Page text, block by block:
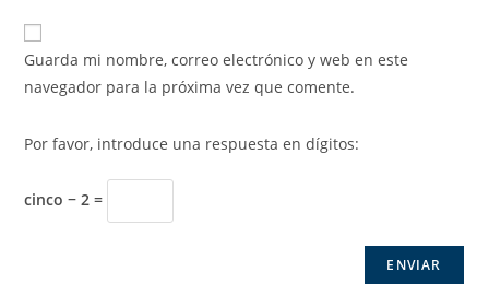
Guarda mi nombre, correo electrónico y web en este
navegador para la próxima vez que comente.
Por favor, introduce una respuesta en dígitos:
cinco − 2 =